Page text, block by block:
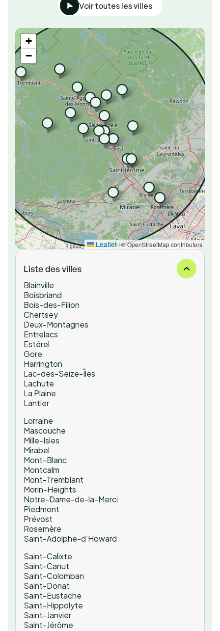
Voir toutes les villes
+
−
Leaflet|© OpenStreetMap contributors
Liste des villes
Blainville
Boisbriand
Bois-des-Filion
Chertsey
Deux-Montagnes
Entrelacs
Estérel
Gore
Harrington
Lac-des-Seize-Îles
Lachute
La Plaine
Lantier
Lorraine
Mascouche
Mille-Isles
Mirabel
Mont-Blanc
Montcalm
Mont-Tremblant
Morin-Heights
Notre-Dame-de-la-Merci
Piedmont
Prévost
Rosemère
Saint-Adolphe-d’Howard
Saint-Calixte
Saint-Canut
Saint-Colomban
Saint-Donat
Saint-Eustache
Saint-Hippolyte
Saint-Janvier
Saint-Jérôme